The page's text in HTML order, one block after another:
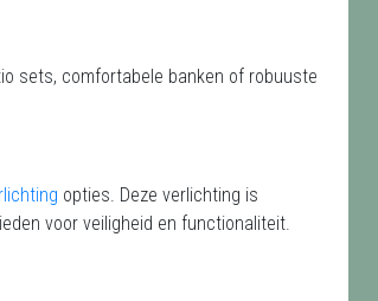
sets, comfortabele banken of robuuste
opties. Deze verlichting is
voor veiligheid en functionaliteit.